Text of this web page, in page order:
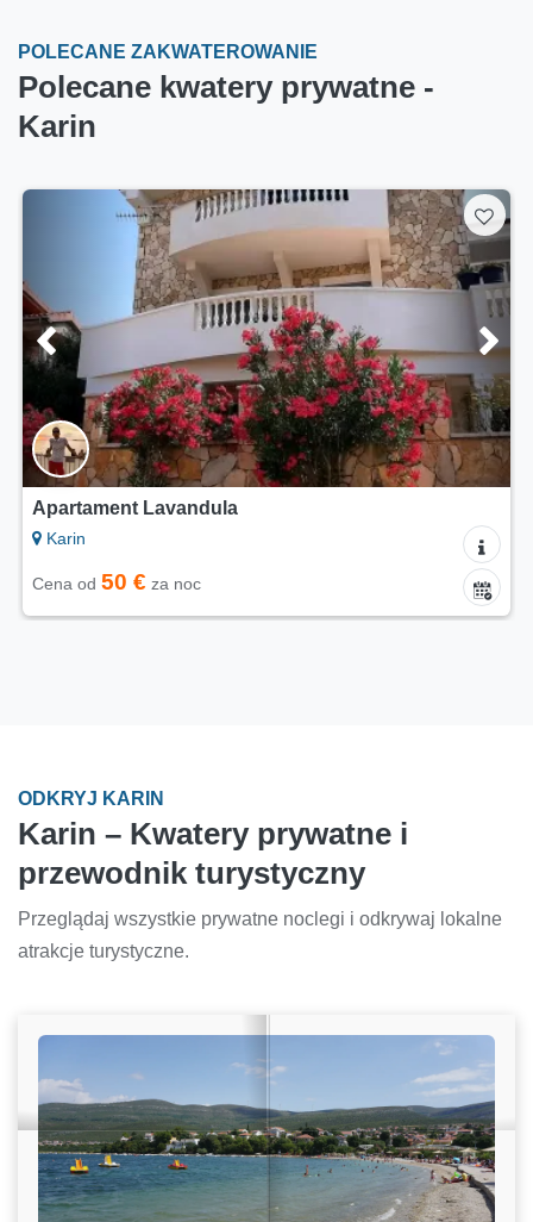
POLECANE ZAKWATEROWANIE
Polecane kwatery prywatne -
Karin
Apartamenty Iva
Karin
Cena od 40 € za noc
ODKRYJ KARIN
Karin – Kwatery prywatne i
przewodnik turystyczny
Przeglądaj wszystkie prywatne noclegi i odkrywaj lokalne
atrakcje turystyczne.